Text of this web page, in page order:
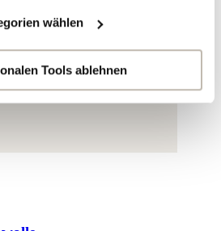
Dienstanbietern geteilt, die wir in
genauer auflisten oder wenn
klicken.
Tools akzeptieren" klicken,
wählen
Tools ablehnen